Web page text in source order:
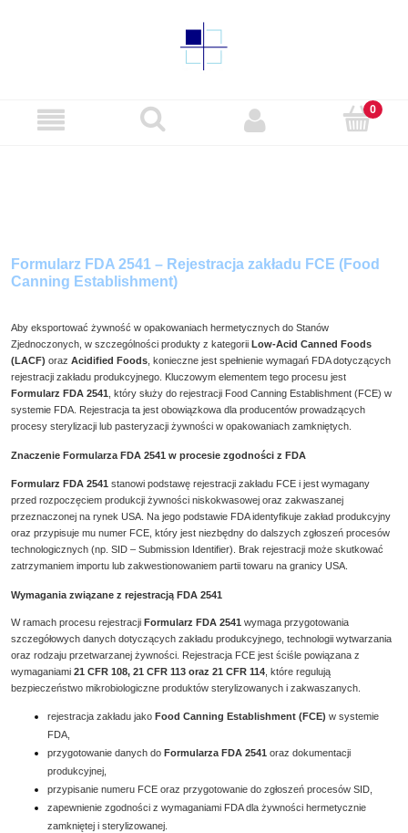
Formularz FDA 2541 – Rejestracja zakładu FCE (Food
Canning Establishment)
Aby eksportować żywność w opakowaniach hermetycznych do Stanów
Zjednoczonych, w szczególności produkty z kategorii Low-Acid Canned Foods
(LACF) oraz Acidified Foods, konieczne jest spełnienie wymagań FDA dotyczących
rejestracji zakładu produkcyjnego. Kluczowym elementem tego procesu jest
Formularz FDA 2541, który służy do rejestracji Food Canning Establishment (FCE) w
systemie FDA. Rejestracja ta jest obowiązkowa dla producentów prowadzących
procesy sterylizacji lub pasteryzacji żywności w opakowaniach zamkniętych.
Znaczenie Formularza FDA 2541 w procesie zgodności z FDA
Formularz FDA 2541 stanowi podstawę rejestracji zakładu FCE i jest wymagany
przed rozpoczęciem produkcji żywności niskokwasowej oraz zakwaszanej
przeznaczonej na rynek USA. Na jego podstawie FDA identyfikuje zakład produkcyjny
oraz przypisuje mu numer FCE, który jest niezbędny do dalszych zgłoszeń procesów
technologicznych (np. SID – Submission Identifier). Brak rejestracji może skutkować
zatrzymaniem importu lub zakwestionowaniem partii towaru na granicy USA.
Wymagania związane z rejestracją FDA 2541
W ramach procesu rejestracji Formularz FDA 2541 wymaga przygotowania
szczegółowych danych dotyczących zakładu produkcyjnego, technologii wytwarzania
oraz rodzaju przetwarzanej żywności. Rejestracja FCE jest ściśle powiązana z
wymaganiami 21 CFR 108, 21 CFR 113 oraz 21 CFR 114 , które regulują
bezpieczeństwo mikrobiologiczne produktów sterylizowanych i zakwaszanych.
rejestracja zakładu jako Food Canning Establishment (FCE) w systemie
FDA,
przygotowanie danych do Formularza FDA 2541 oraz dokumentacji
produkcyjnej,
przypisanie numeru FCE oraz przygotowanie do zgłoszeń procesów SID,
zapewnienie zgodności z wymaganiami FDA dla żywności hermetycznie
zamkniętej i sterylizowanej.